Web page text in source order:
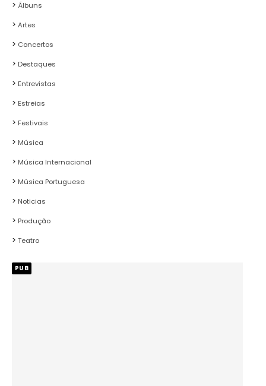
Álbuns
Artes
Concertos
Destaques
Entrevistas
Estreias
Festivais
Música
Música Internacional
Música Portuguesa
Noticias
Produção
Teatro
PUB